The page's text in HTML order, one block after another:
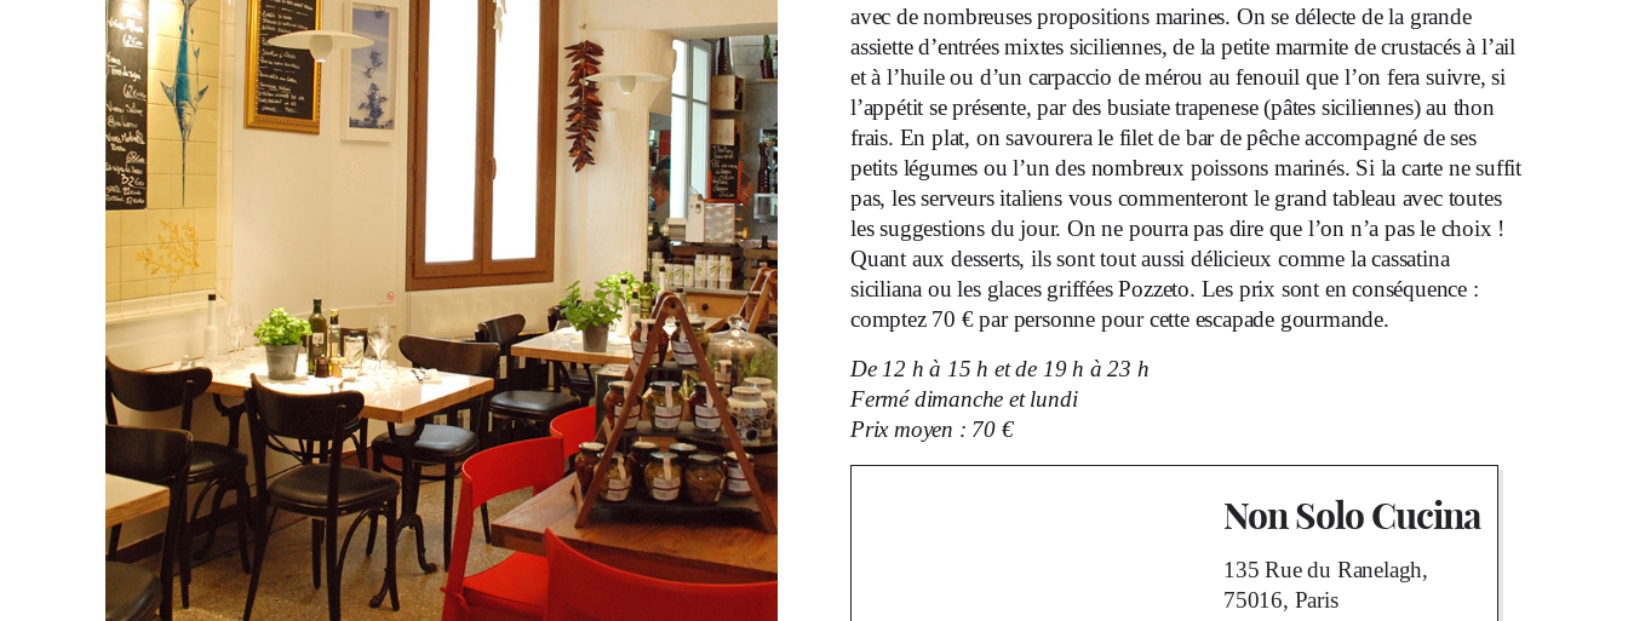
avec de nombreuses propositions marines. On se délecte de la grande
assiette d’entrées mixtes siciliennes, de la petite marmite de crustacés à l’ail
et à l’huile ou d’un carpaccio de mérou au fenouil que l’on fera suivre, si
l’appétit se présente, par des busiate trapenese (pâtes siciliennes) au thon
frais. En plat, on savourera le filet de bar de pêche accompagné de ses
petits légumes ou l’un des nombreux poissons marinés. Si la carte ne suffit
pas, les serveurs italiens vous commenteront le grand tableau avec toutes
les suggestions du jour. On ne pourra pas dire que l’on n’a pas le choix !
Quant aux desserts, ils sont tout aussi délicieux comme la cassatina
siciliana ou les glaces griffées Pozzeto. Les prix sont en conséquence :
comptez 70 € par personne pour cette escapade gourmande.
De 12 h à 15 h et de 19 h à 23 h
Fermé dimanche et lundi
Prix moyen : 70 €
Non Solo Cucina
135 Rue du Ranelagh,
75016, Paris